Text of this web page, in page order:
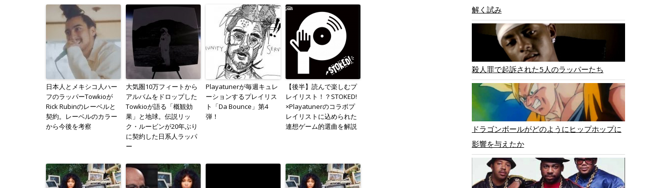
日本人とメキシコ人ハー
フのラッパーTowkioが
Rick Rubinのレーベルと
契約。レーベルのカラー
から今後を考察
大気圏10万フィートから
アルバムをドロップした
Towkioが語る「概観効
果」と地球。伝説リッ
ク・ルービンが20年ぶり
に契約した日系人ラッパ
ー
Playatunerが毎週キュレ
ーションするプレイリス
ト「Da Bounce」第4
弾！
【後半】読んで楽しむプ
レイリスト！？STOKED!
×Playatunerのコラボプ
レイリストに込められた
連想ゲーム的選曲を解説
解く試み
殺人罪で起訴された5人のラッパーたち
ドラゴンボールがどのようにヒップホップに
影響を与えたか